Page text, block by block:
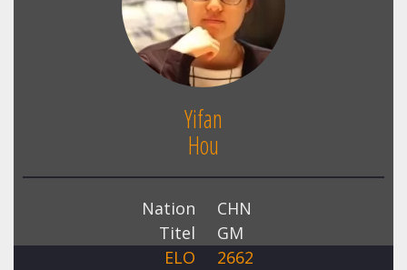
Yifan
Hou
Nation
CHN
Titel
GM
ELO
2662